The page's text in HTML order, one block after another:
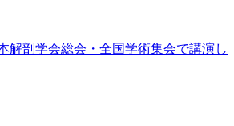
解剖学会総会・全国学術集会で講演し